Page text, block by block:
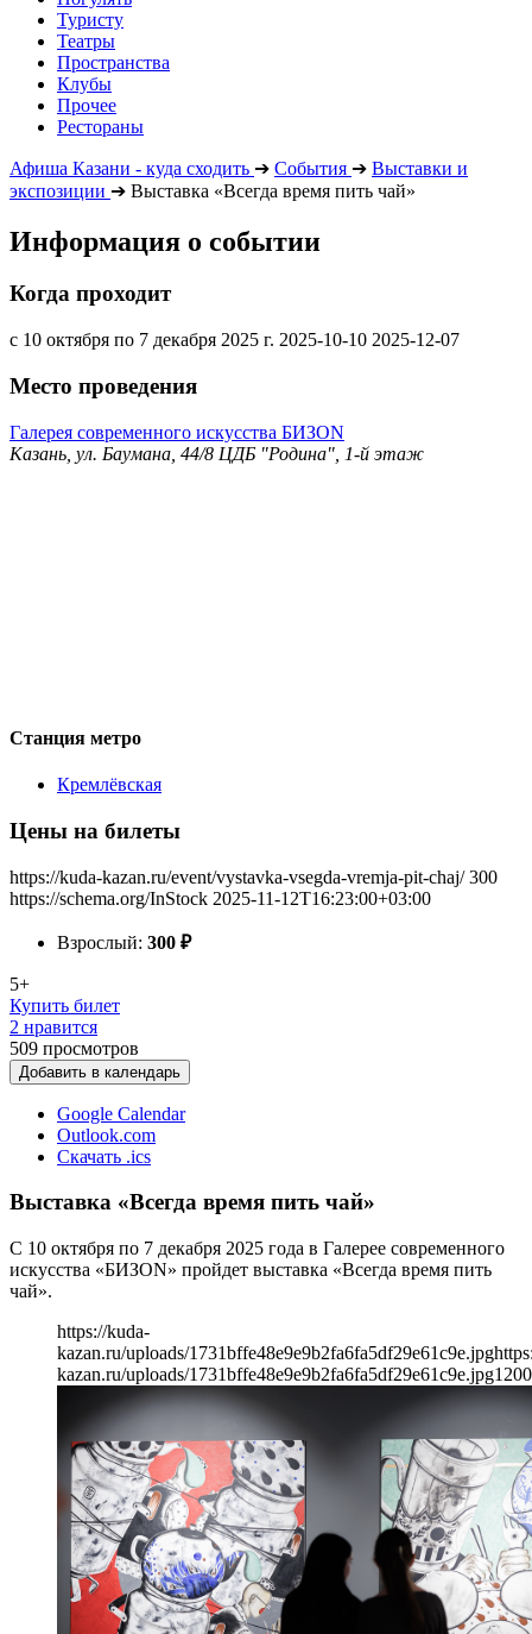
Туристу
Театры
Пространства
Клубы
Прочее
Рестораны
Афиша Казани - куда сходить ➔ События ➔ Выставки и
экспозиции ➔ Выставка «Всегда время пить чай»
Информация о событии
Когда проходит
с 10 октября по 7 декабря 2025 г. 2025-10-10 2025-12-07
Место проведения
Галерея современного искусства БИЗОN
Казань, ул. Баумана, 44/8 ЦДБ "Родина", 1-й этаж
Станция метро
Кремлёвская
Цены на билеты
https://kuda-kazan.ru/event/vystavka-vsegda-vremja-pit-chaj/ 300
https://schema.org/InStock 2025-11-12T16:23:00+03:00
Взрослый: 300 ₽
5+
Купить билет
2 нравится
509 просмотров
Добавить в календарь
Google Calendar
Outlook.com
Скачать .ics
Выставка «Всегда время пить чай»
С 10 октября по 7 декабря 2025 года в Галерее современного
искусства «БИЗON» пройдет выставка «Всегда время пить
чай».
https://kuda-
kazan.ru/uploads/1731bffe48e9e9b2fa6fa5df29e61c9e.jpg
kazan.ru/uploads/1731bffe48e9e9b2fa6fa5df29e61c9e.jpg1200